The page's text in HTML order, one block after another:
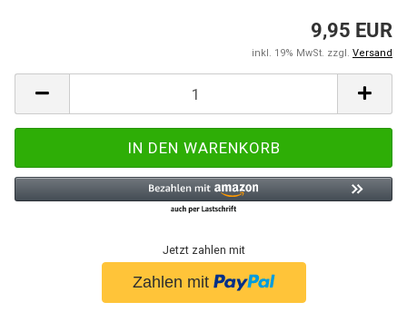
9,95 EUR
inkl. 19% MwSt. zzgl. Versand
Jetzt zahlen mit